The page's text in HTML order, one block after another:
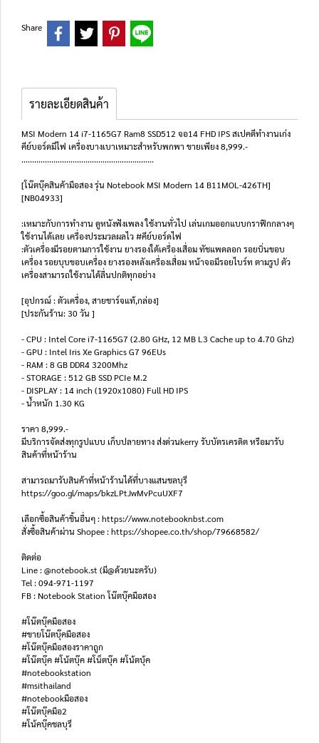
Share
รายละเอียดสินค้า
MSI Modern 14 i7-1165G7 Ram8 SSD512 จอ14 FHD IPS สเปคดีทำงานเก่ง
คีย์บอร์ดมีไฟ เครื่องบางเบาเหมาะสำหรับพกพา ขายเพียง 8,999.-
..............................................................
[โน๊ตบุ๊คสินค้ามือสอง รุ่น Notebook MSI Modern 14 B11MOL-426TH]
[NB04933]
:เหมาะกับการทำงาน ดูหนังฟังเพลง ใช้งานทั่วไป เล่นเกมออกแบบกราฟิกกลางๆ
ใช้งานได้เลย เครื่องประมวลผลไว #คีย์บอร์ดไฟ
:ตัวเครื่องมีรอยตามการใช้งาน ยางรองใต้เครื่องเสื่อม ทัชแพดลอก รอยบิ่นขอบ
เครื่อง รอยบุบขอบเครื่อง ยางรองหลังเครื่องเสื่อม หน้าจอมีรอยไบร์ท ตามรูป ตัว
เครื่องสามารถใช้งานได้ลื่นปกติทุกอย่าง
[อุปกรณ์ : ตัวเครื่อง, สายชาร์จแท้,กล่อง]
[ประกันร้าน: 30 วัน ]
- CPU : Intel Core i7-1165G7 (2.80 GHz, 12 MB L3 Cache up to 4.70 Ghz)
- GPU : Intel Iris Xe Graphics G7 96EUs
- RAM : 8 GB DDR4 3200Mhz
- STORAGE : 512 GB SSD PCIe M.2
- DISPLAY : 14 inch (1920x1080) Full HD IPS
- น้ำหนัก 1.30 KG
ราคา 8,999.-
มีบริการจัดส่งทุกรูปแบบ เก็บปลายทาง ส่งด่วนkerry รับบัตรเครดิต หรือมารับ
สินค้าที่หน้าร้าน
สามารถมารับสินค้าที่หน้าร้านได้ที่บางแสนชลบุรี
https://goo.gl/maps/bkzLPtJwMvPcuUXF7
เลือกซื้อสินค้าชิ้นอื่นๆ : https://www.notebooknbst.com
สั่งซื้อสินค้าผ่าน Shopee : https://shopee.co.th/shop/79668582/
ติดต่อ
Line : @notebook.st (มี@ด้วยนะครับ)
Tel : 094-971-1197
FB : Notebook Station โน๊ตบุ๊คมือสอง
#โน๊ตบุ๊คมือสอง
#ขายโน๊ตบุ๊คมือสอง
#โน๊ตบุ๊คมือสองราคาถูก
#โน๊ตบุ๊ค #โน้ตบุ๊ค #โน็ตบุ๊ค #โน้ตบุ้ค
#notebookstation
#msithailand
#notebookมือสอง
#โน๊ตบุ๊คมือ2
#โน้คบุ๊คชลบุรี